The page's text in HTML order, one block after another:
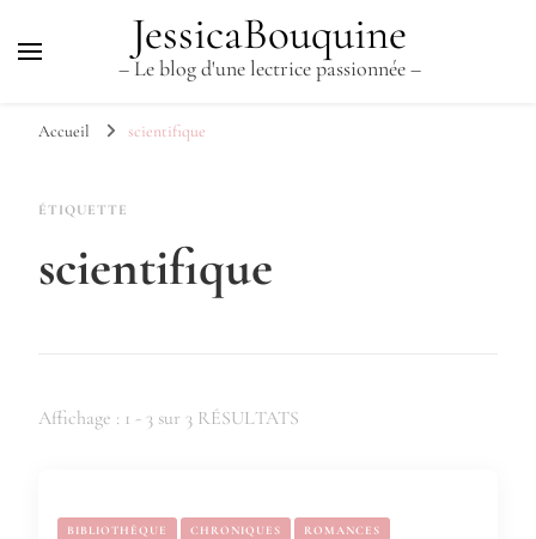
JessicaBouquine
– Le blog d'une lectrice passionnée –
Accueil scientifique
ÉTIQUETTE
scientifique
Affichage : 1 - 3 sur 3 RÉSULTATS
BIBLIOTHÈQUE CHRONIQUES ROMANCES